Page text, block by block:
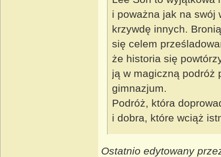
i poważna jak na swój
krzywdę innych.
się celem
że historia się
ją w magiczną podróż
gimnazjum.
Podróż, która
i dobra, które wciąż
Ostatnio edytowany